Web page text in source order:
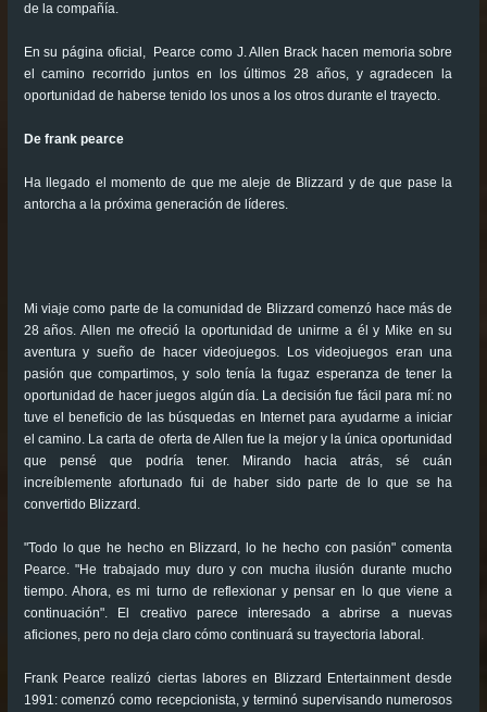
de la compañía.
En su página oficial, Pearce como J. Allen Brack hacen memoria sobre
el camino recorrido juntos en los últimos 28 años, y agradecen la
oportunidad de haberse tenido los unos a los otros durante el trayecto.
De frank pearce
Ha llegado el momento de que me aleje de Blizzard y de que pase la
antorcha a la próxima generación de líderes.
Mi viaje como parte de la comunidad de Blizzard comenzó hace más de
28 años. Allen me ofreció la oportunidad de unirme a él y Mike en su
aventura y sueño de hacer videojuegos. Los videojuegos eran una
pasión que compartimos, y solo tenía la fugaz esperanza de tener la
oportunidad de hacer juegos algún día. La decisión fue fácil para mí: no
tuve el beneficio de las búsquedas en Internet para ayudarme a iniciar
el camino. La carta de oferta de Allen fue la mejor y la única oportunidad
que pensé que podría tener. Mirando hacia atrás, sé cuán
increíblemente afortunado fui de haber sido parte de lo que se ha
convertido Blizzard.
"Todo lo que he hecho en Blizzard, lo he hecho con pasión" comenta
Pearce. "He trabajado muy duro y con mucha ilusión durante mucho
tiempo. Ahora, es mi turno de reflexionar y pensar en lo que viene a
continuación". El creativo parece interesado a abrirse a nuevas
aficiones, pero no deja claro cómo continuará su trayectoria laboral.
Frank Pearce realizó ciertas labores en Blizzard Entertainment desde
1991: comenzó como recepcionista, y terminó supervisando numerosos